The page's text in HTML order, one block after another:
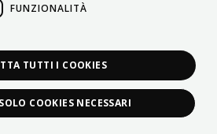
FUNZIONALITÀ
TUTTI I COOKIES
COOKIES NECESSARI